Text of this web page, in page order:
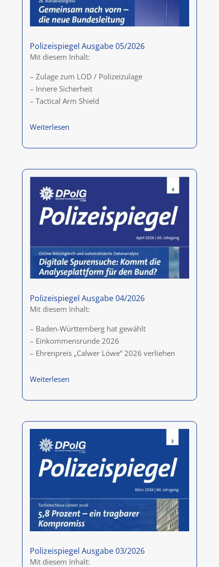
Polizeispiegel Ausgabe 05/2026
Mit diesem Inhalt:
– Zulage zum LOD / Polizeizulage
– Innere Sicherheit
– Tactical Arm Shield
Weiterlesen
Polizeispiegel Ausgabe 04/2026
Mit diesem Inhalt:
– Baden-Württemberg hat gewählt
– Einkommensrunde 2026
– Ehrenpreis „Calwer Löwe“ 2026 verliehen
Weiterlesen
Polizeispiegel Ausgabe 03/2026
Mit diesem Inhalt: